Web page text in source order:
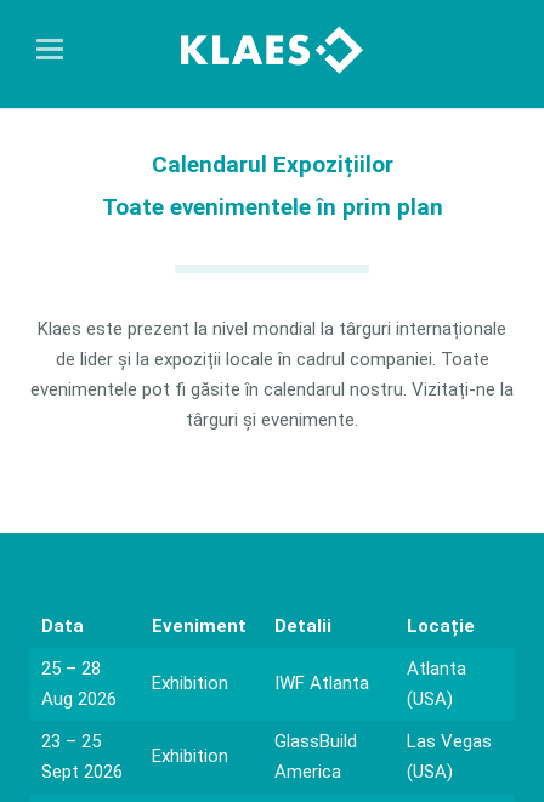
Calendarul Expozițiilor
Toate evenimentele în prim plan
Klaes este prezent la nivel mondial la târguri internaționale
de lider și la expoziții locale în cadrul companiei. Toate
evenimentele pot fi găsite în calendarul nostru. Vizitați-ne la
târguri și evenimente.
Data Eveniment Detalii
Locație
25 – 28
Aug 2026
Exhibition IWF Atlanta
Atlanta
(USA)
23 – 25
Sept 2026
Exhibition
GlassBuild
America
Las Vegas
(USA)